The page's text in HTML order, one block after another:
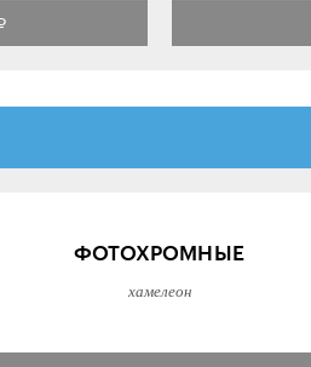
ФОТОХРОМНЫЕ
хамелеон